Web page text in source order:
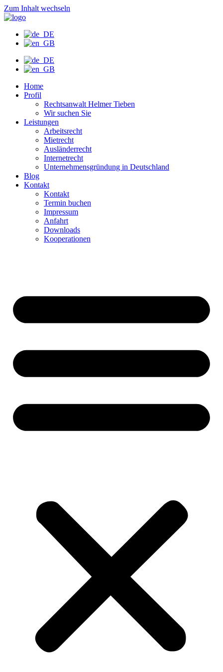
Zum Inhalt wechseln
Home
Profil
Rechtsanwalt Helmer Tieben
Wir suchen Sie
Leistungen
Arbeitsrecht
Mietrecht
Ausländerrecht
Internetrecht
Unternehmensgründung in Deutschland
Blog
Kontakt
Kontakt
Termin buchen
Impressum
Anfahrt
Downloads
Kooperationen